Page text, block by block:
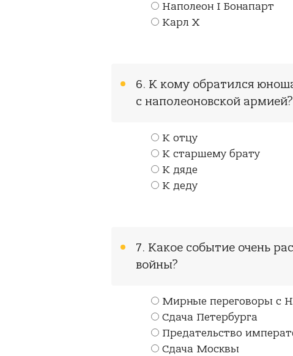
Наполеон I Бонапарт
Карл X
6. К кому обратился
с наполеоновской армией?
К отцу
К старшему брату
К дяде
К деду
7. Какое событие очень
войны?
Мирные переговоры с
Сдача Петербурга
Предательство
Сдача Москвы